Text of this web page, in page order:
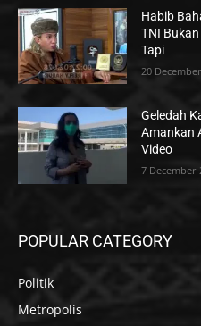
Habib
TNI
Tapi
20
Geledah
Amankan
Video
7 December
POPULAR CATEGORY
Politik
Metropolis